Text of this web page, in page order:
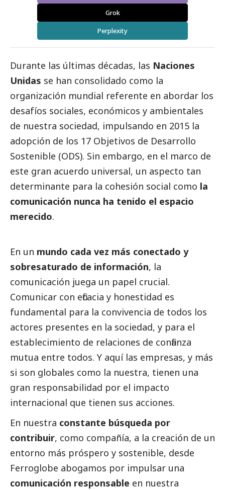
Grok
Perplexity
Durante las últimas décadas, las Naciones
Unidas se han consolidado como la
organización mundial referente en abordar los
desafíos sociales, económicos y ambientales
de nuestra sociedad, impulsando en 2015 la
adopción de los 17 Objetivos de Desarrollo
Sostenible (ODS). Sin embargo, en el marco de
este gran acuerdo universal, un aspecto tan
determinante para la cohesión social como la
comunicación nunca ha tenido el espacio
merecido.
En un mundo cada vez más conectado y
sobresaturado de información, la
comunicación juega un papel crucial.
Comunicar con eficacia y honestidad es
fundamental para la convivencia de todos los
actores presentes en la sociedad, y para el
establecimiento de relaciones de confianza
mutua entre todos. Y aquí las empresas, y más
si son globales como la nuestra, tienen una
gran responsabilidad por el impacto
internacional que tienen sus acciones.
En nuestra constante búsqueda por
contribuir, como compañía, a la creación de un
entorno más próspero y sostenible, desde
Ferroglobe abogamos por impulsar una
comunicación responsable en nuestra